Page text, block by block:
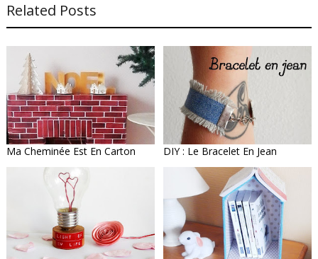
Related Posts
Ma Cheminée Est En Carton DIY : Le Bracelet En Jean